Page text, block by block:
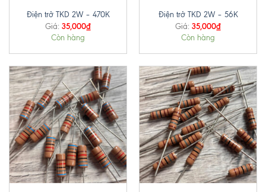
Điện trở TKD 2W – 470K
Giá: 35,000₫
Còn hàng
Điện trở TKD 2W – 56K
Giá: 35,000₫
Còn hàng